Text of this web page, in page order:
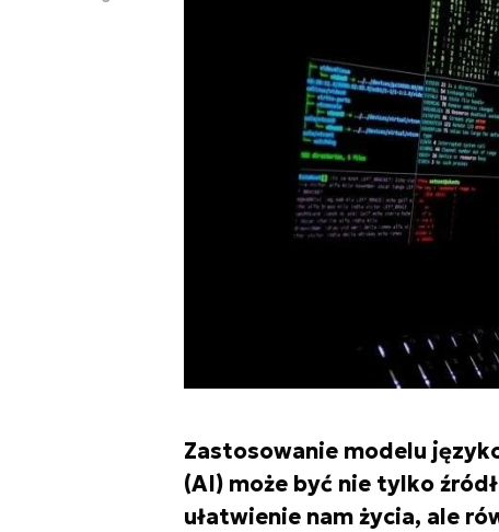
Zastosowanie modelu
(AI) może być nie tylko
ułatwienie nam życia, ale